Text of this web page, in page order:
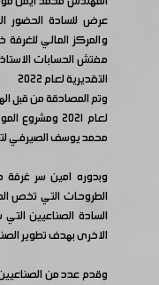
عرض للسادة الحضور
مفتش الحسابات
التقديرية لعام ٢٠٢٢
وتم المصادقة من قبل
محمد يوسف الصيرفي
وبدوره امين سر
الطروحات التي تخص
السادة الصناعيين
الاخرى بهدف تطوير
وقدم عدد من